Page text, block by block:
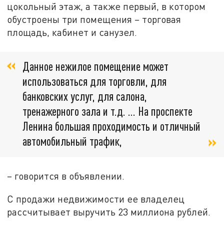
цокольный этаж, а также первый, в котором
обустроены три помещения – торговая
площадь, кабинет и санузел.
Данное нежилое помещение может
использоваться для торговли, для
банковских услуг, для салона,
тренажерного зала и т.д. ... На проспекте
Ленина большая проходимость и отличный
автомобильный трафик,
– говорится в объявлении.
С продажи недвижимости ее владелец
рассчитывает выручить 23 миллиона рублей.